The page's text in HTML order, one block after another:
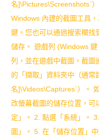
名]\Pictures\Screenshots`
Windows 內建的截圖工具
鍵。您也可以通過搜索欄找
儲存。 遊戲列 (Windows
列，並在遊戲中截圖，截圖
的「擷取」資料夾中（通常
名]\Videos\Captures`）。
改螢幕截圖的儲存位置，可
定」。 2. 點選「系統」。
圖」。 5. 在「儲存位置」